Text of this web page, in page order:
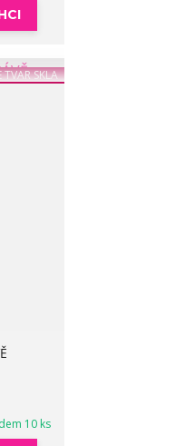
SKLA
10 ks